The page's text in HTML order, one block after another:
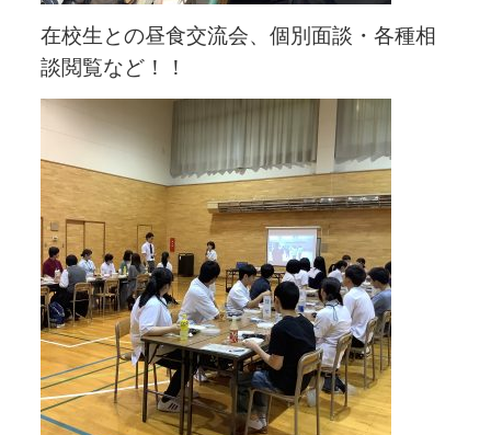
在校生との昼食交流会、個別面談・各種相
談閲覧など！！